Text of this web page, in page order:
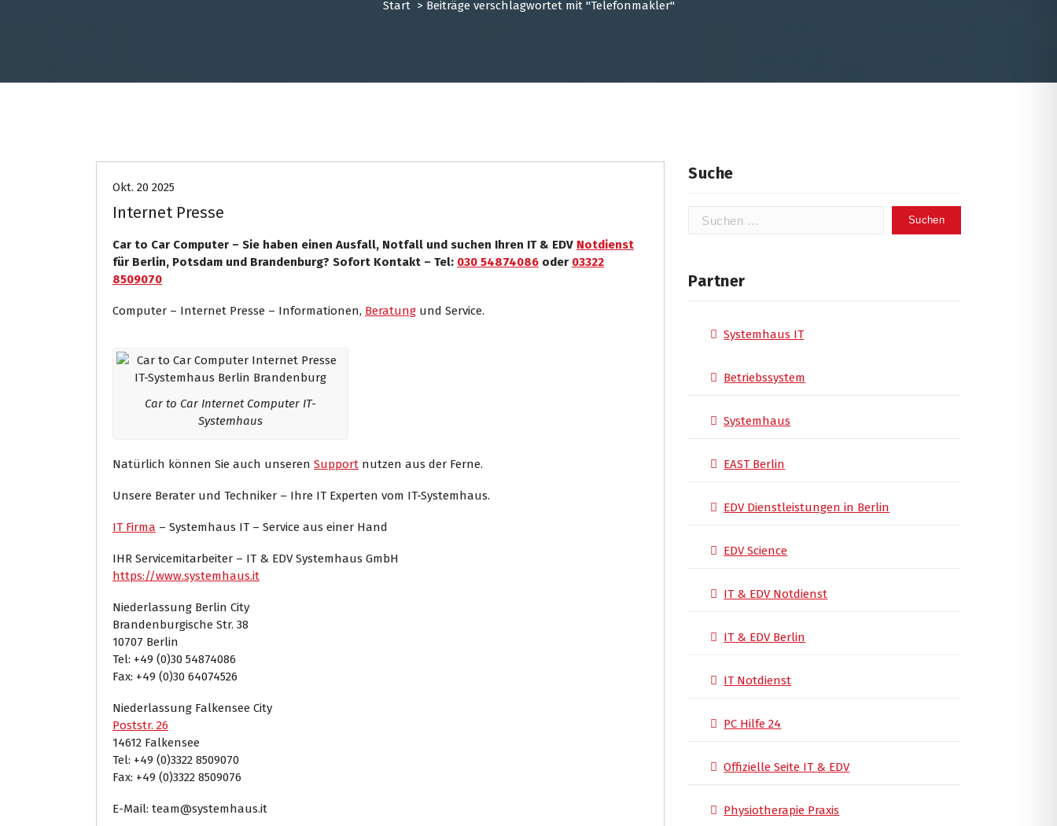
Start> Beiträge verschlagwortet mit "Telefonmakler"
Okt. 20 2025
Internet Presse
Car to Car Computer – Sie haben einen Ausfall, Notfall und suchen Ihren IT & EDV Notdienst
für Berlin, Potsdam und Brandenburg? Sofort Kontakt – Tel: 030 54874086 oder 03322
8509070
Computer – Internet Presse – Informationen, Beratung und Service.
Car to Car Internet Computer IT-
Systemhaus
Natürlich können Sie auch unseren Support nutzen aus der Ferne.
Unsere Berater und Techniker – Ihre IT Experten vom IT-Systemhaus.
IT Firma – Systemhaus IT – Service aus einer Hand
IHR Servicemitarbeiter – IT & EDV Systemhaus GmbH
https://www.systemhaus.it
Niederlassung Berlin City
Brandenburgische Str. 38
10707 Berlin
Tel: +49 (0)30 54874086
Fax: +49 (0)30 64074526
Niederlassung Falkensee City
Poststr. 26
14612 Falkensee
Tel: +49 (0)3322 8509070
Fax: +49 (0)3322 8509076
E-Mail: team@systemhaus.it
Suche
Suchen
Partner
Systemhaus IT
Betriebssystem
Systemhaus
EAST Berlin
EDV Dienstleistungen in Berlin
EDV Science
IT & EDV Notdienst
IT & EDV Berlin
IT Notdienst
PC Hilfe 24
Offizielle Seite IT & EDV
Physiotherapie Praxis